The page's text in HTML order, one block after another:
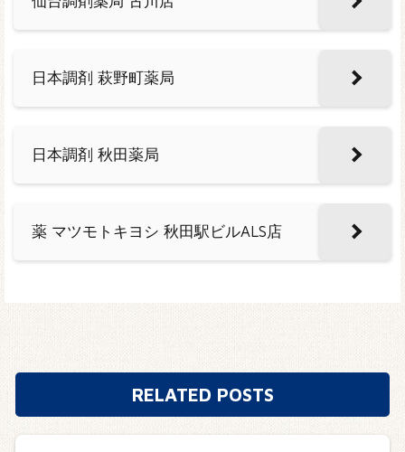
日本調剤 萩野町薬局
日本調剤 秋田薬局
薬 マツモトキヨシ 秋田駅ビルALS店
RELATED POSTS